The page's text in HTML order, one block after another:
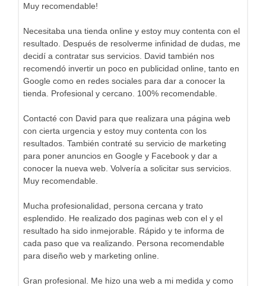
Muy recomendable!
Necesitaba una tienda online y estoy muy contenta con el
resultado. Después de resolverme infinidad de dudas, me
decidí a contratar sus servicios. David también nos
recomendó invertir un poco en publicidad online, tanto en
Google como en redes sociales para dar a conocer la
tienda. Profesional y cercano. 100% recomendable.
Contacté con David para que realizara una página web
con cierta urgencia y estoy muy contenta con los
resultados. También contraté su servicio de marketing
para poner anuncios en Google y Facebook y dar a
conocer la nueva web. Volvería a solicitar sus servicios.
Muy recomendable.
Mucha profesionalidad, persona cercana y trato
esplendido. He realizado dos paginas web con el y el
resultado ha sido inmejorable. Rápido y te informa de
cada paso que va realizando. Persona recomendable
para diseño web y marketing online.
Gran profesional. Me hizo una web a mi medida y como